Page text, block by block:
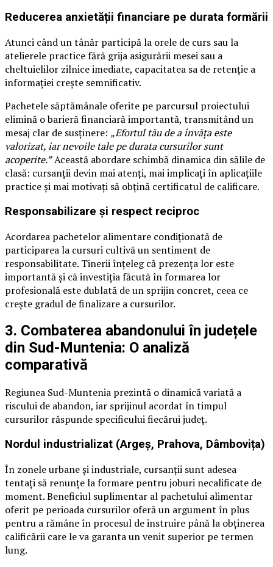
Reducerea anxietății financiare pe durata formării
Atunci când un tânăr participă la orele de curs sau la
atelierele practice fără grija asigurării mesei sau a
cheltuielilor zilnice imediate, capacitatea sa de retenție a
informației crește semnificativ.
Pachetele săptămânale oferite pe parcursul proiectului
elimină o barieră financiară importantă, transmitând un
mesaj clar de susținere: „Efortul tău de a învăța este
valorizat, iar nevoile tale pe durata cursurilor sunt
acoperite.”Această abordare schimbă dinamica din sălile de
clasă: cursanții devin mai atenți, mai implicați în aplicațiile
practice și mai motivați să obțină certificatul de calificare.
Responsabilizare și respect reciproc
Acordarea pachetelor alimentare condiționată de
participarea la cursuri cultivă un sentiment de
responsabilitate. Tinerii înțeleg că prezența lor este
importantă și că investiția făcută în formarea lor
profesională este dublată de un sprijin concret, ceea ce
crește gradul de finalizare a cursurilor.
3. Combaterea abandonului în județele
din Sud-Muntenia: O analiză
comparativă
Regiunea Sud-Muntenia prezintă o dinamică variată a
riscului de abandon, iar sprijinul acordat în timpul
cursurilor răspunde specificului fiecărui județ.
Nordul industrializat (Argeș, Prahova, Dâmbovița)
În zonele urbane și industriale, cursanții sunt adesea
tentați să renunțe la formare pentru joburi necalificate de
moment. Beneficiul suplimentar al pachetului alimentar
oferit pe perioada cursurilor oferă un argument în plus
pentru a rămâne în procesul de instruire până la obținerea
calificării care le va garanta un venit superior pe termen
lung.